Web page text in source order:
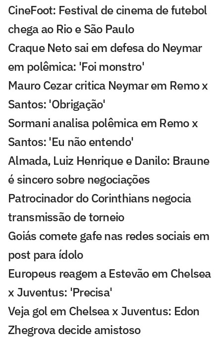
CineFoot: Festival de cinema de futebol
chega ao Rio e São Paulo
Craque Neto sai em defesa do Neymar
em polêmica: 'Foi monstro'
Mauro Cezar critica Neymar em Remo x
Santos: 'Obrigação'
Sormani analisa polêmica em Remo x
Santos: 'Eu não entendo'
Almada, Luiz Henrique e Danilo: Braune
é sincero sobre negociações
Patrocinador do Corinthians negocia
transmissão de torneio
Goiás comete gafe nas redes sociais em
post para ídolo
Europeus reagem a Estevão em Chelsea
x Juventus: 'Precisa'
Veja gol em Chelsea x Juventus: Edon
Zhegrova decide amistoso